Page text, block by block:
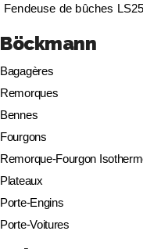
Fendeuse de bûches
Böckmann
Bagagères
Remorques
Bennes
Fourgons
Remorque-Fourgon
Plateaux
Porte-Engins
Porte-Voitures